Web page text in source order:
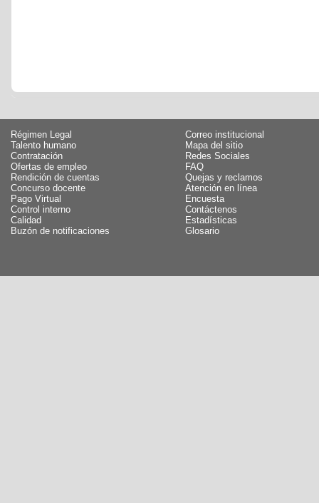
Régimen Legal
Talento humano
Contratación
Ofertas de empleo
Rendición de cuentas
Concurso docente
Pago Virtual
Control interno
Calidad
Buzón de notificaciones
Correo institucional
Mapa del sitio
Redes Sociales
FAQ
Quejas y reclamos
Atención en línea
Encuesta
Contáctenos
Estadísticas
Glosario